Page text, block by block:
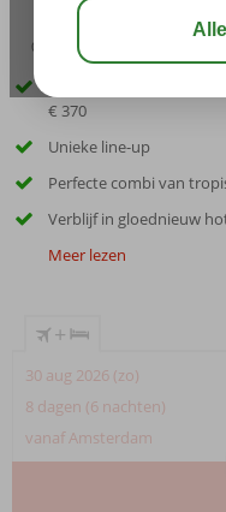
09:00
Vlucht + hotel + 3-
€ 370
Unieke line-up
Perfecte combi van
Verblijf in gloednieuw
Meer lezen
+
30 aug 2026 (zo)
8 dagen (6 nachten)
vanaf Amsterdam